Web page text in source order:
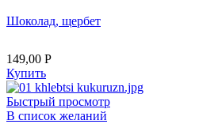
Шоколад, щербет
149,00 Р
Купить
Быстрый просмотр
В список желаний